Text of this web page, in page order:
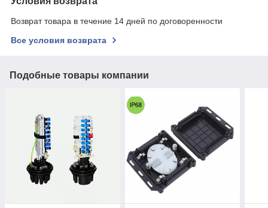
Возврат товара в течение 14 дней по договоренности
Все условия возврата
Подобные товары компании